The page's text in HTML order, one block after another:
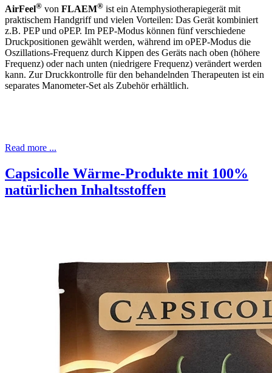
AirFeel® von FLAEM® ist ein Atemphysiotherapiegerät mit
praktischem Handgriff und vielen Vorteilen: Das Gerät kombiniert
z.B. PEP und oPEP. Im PEP-Modus können fünf verschiedene
Druckpositionen gewählt werden, während im oPEP-Modus die
Oszillations-Frequenz durch Kippen des Geräts nach oben (höhere
Frequenz) oder nach unten (niedrigere Frequenz) verändert werden
kann. Zur Druckkontrolle für den behandelnden Therapeuten ist ein
separates Manometer-Set als Zubehör erhältlich.
Read more ...
Capsicolle Wärme-Produkte mit 100%
natürlichen Inhaltsstoffen